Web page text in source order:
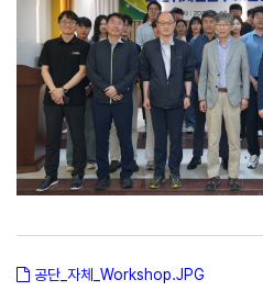
공단_자체_Workshop.JPG